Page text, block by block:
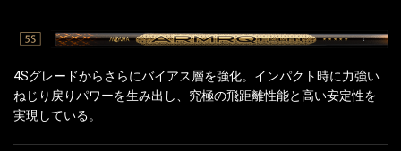
4Sグレードからさらにバイアス層を強化。インパクト時に力強い
ねじり戻りパワーを生み出し、究極の飛距離性能と高い安定性を
実現している。